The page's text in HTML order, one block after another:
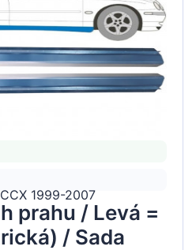
1999-2007
prahu / Levá =
/ Sada